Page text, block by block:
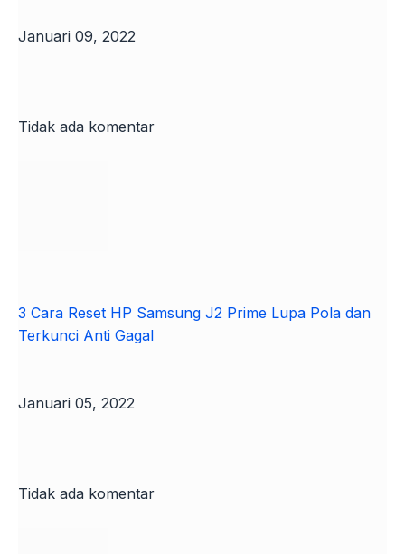
Januari 09, 2022
Tidak ada komentar
3 Cara Reset HP Samsung J2 Prime Lupa Pola dan
Terkunci Anti Gagal
Januari 05, 2022
Tidak ada komentar